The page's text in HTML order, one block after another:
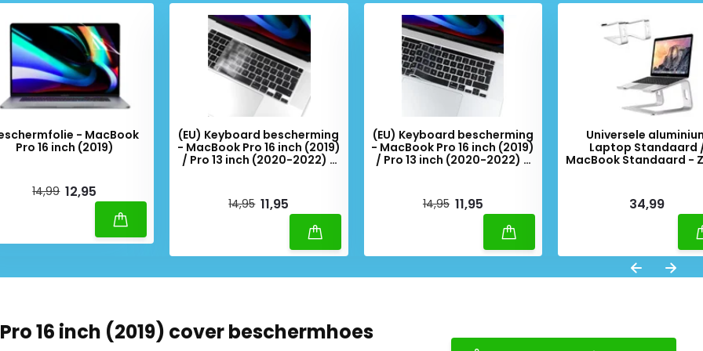
- MacBook
Pro 16 inch (2019)
14,99 12,95
(EU) Keyboard bescherming
- MacBook Pro 16 inch (2019)
/ Pro 13 inch (2020-2022) -
14,95 11,95
(EU) Keyboard bescherming
- MacBook Pro 16 inch (2019)
/ Pro 13 inch (2020-2022) -
14,95 11,95
Universele
Laptop Standaard
MacBook Standaard -
34,99
16 inch (2019) cover beschermhoes